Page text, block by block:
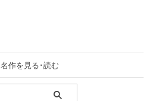
名作を見る･読む